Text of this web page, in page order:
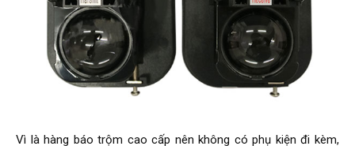
Vì là hàng báo trộm cao cấp nên không có phụ kiện đi kèm,